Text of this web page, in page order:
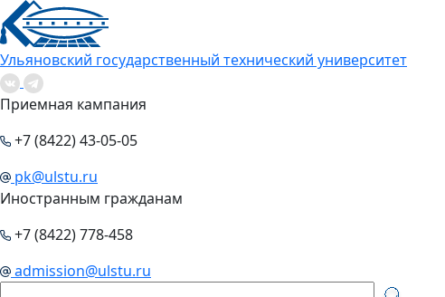
Ульяновский государственный технический университет
Приемная кампания
+7 (8422) 43-05-05
pk@ulstu.ru
Иностранным гражданам
+7 (8422) 778-458
admission@ulstu.ru